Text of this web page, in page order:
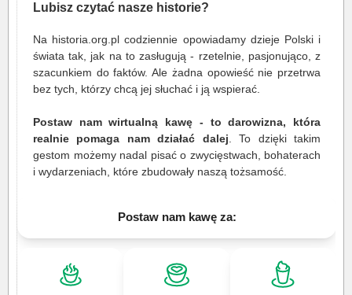
Lubisz czytać nasze historie?
Na historia.org.pl codziennie opowiadamy dzieje Polski i
świata tak, jak na to zasługują - rzetelnie, pasjonująco, z
szacunkiem do faktów. Ale żadna opowieść nie przetrwa
bez tych, którzy chcą jej słuchać i ją wspierać.
Postaw nam wirtualną kawę - to darowizna, która
realnie pomaga nam działać dalej . To dzięki takim
gestom możemy nadal pisać o zwycięstwach, bohaterach
i wydarzeniach, które zbudowały naszą tożsamość.
Postaw nam kawę za: